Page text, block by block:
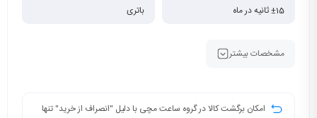
±15 ثانیه در ماه
باتری
مشخصات بیشتر
امکان برگشت کالا در گروه ساعت مچی با دلیل "انصراف از خرید" تنها